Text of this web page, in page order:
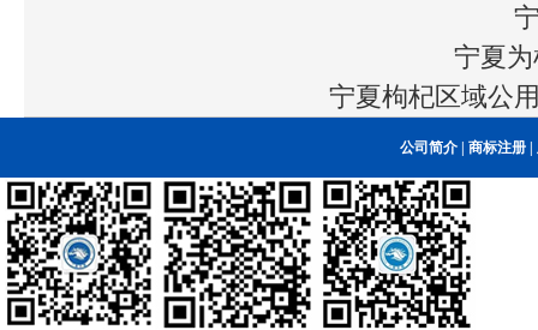
宁夏
宁夏枸杞区域公
公司简介| 商标注册|